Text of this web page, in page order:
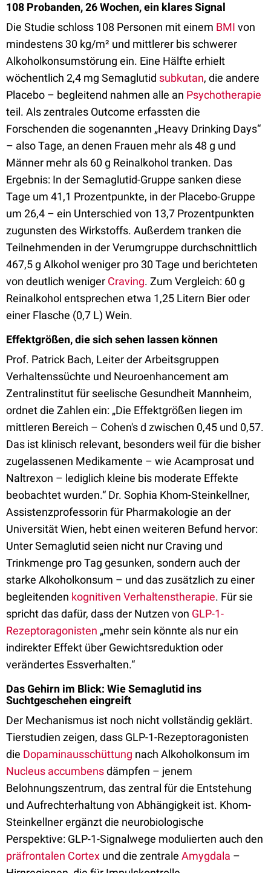
108 Probanden, 26 Wochen, ein klares Signal
Die Studie schloss 108 Personen mit einem BMI von
mindestens 30 kg/m² und mittlerer bis schwerer
Alkoholkonsumstörung ein. Eine Hälfte erhielt
wöchentlich 2,4 mg Semaglutid subkutan, die andere
Placebo – begleitend nahmen alle an Psychotherapie
teil. Als zentrales Outcome erfassten die
Forschenden die sogenannten „Heavy Drinking Days“
– also Tage, an denen Frauen mehr als 48 g und
Männer mehr als 60 g Reinalkohol tranken. Das
Ergebnis: In der Semaglutid-Gruppe sanken diese
Tage um 41,1 Prozentpunkte, in der Placebo-Gruppe
um 26,4 – ein Unterschied von 13,7 Prozentpunkten
zugunsten des Wirkstoffs. Außerdem tranken die
Teilnehmenden in der Verumgruppe durchschnittlich
467,5 g Alkohol weniger pro 30 Tage und berichteten
von deutlich weniger Craving. Zum Vergleich: 60 g
Reinalkohol entsprechen etwa 1,25 Litern Bier oder
einer Flasche (0,7 L) Wein.
Effektgrößen, die sich sehen lassen können
Prof. Patrick Bach, Leiter der Arbeitsgruppen
Verhaltenssüchte und Neuroenhancement am
Zentralinstitut für seelische Gesundheit Mannheim,
ordnet die Zahlen ein: „Die Effektgrößen liegen im
mittleren Bereich – Cohen's d zwischen 0,45 und 0,57.
Das ist klinisch relevant, besonders weil für die bisher
zugelassenen Medikamente – wie Acamprosat und
Naltrexon – lediglich kleine bis moderate Effekte
beobachtet wurden.“ Dr. Sophia Khom-Steinkellner,
Assistenzprofessorin für Pharmakologie an der
Universität Wien, hebt einen weiteren Befund hervor:
Unter Semaglutid seien nicht nur Craving und
Trinkmenge pro Tag gesunken, sondern auch der
starke Alkoholkonsum – und das zusätzlich zu einer
begleitenden kognitiven Verhaltenstherapie. Für sie
spricht das dafür, dass der Nutzen von GLP-1-
Rezeptoragonisten „mehr sein könnte als nur ein
indirekter Effekt über Gewichtsreduktion oder
verändertes Essverhalten.“
Das Gehirn im Blick: Wie Semaglutid ins
Suchtgeschehen eingreift
Der Mechanismus ist noch nicht vollständig geklärt.
Tierstudien zeigen, dass GLP-1-Rezeptoragonisten
die Dopaminausschüttung nach Alkoholkonsum im
Nucleus accumbensdämpfen – jenem
Belohnungszentrum, das zentral für die Entstehung
und Aufrechterhaltung von Abhängigkeit ist. Khom-
Steinkellner ergänzt die neurobiologische
Perspektive: GLP-1-Signalwege modulierten auch den
präfrontalen Cortex und die zentrale Amygdala –